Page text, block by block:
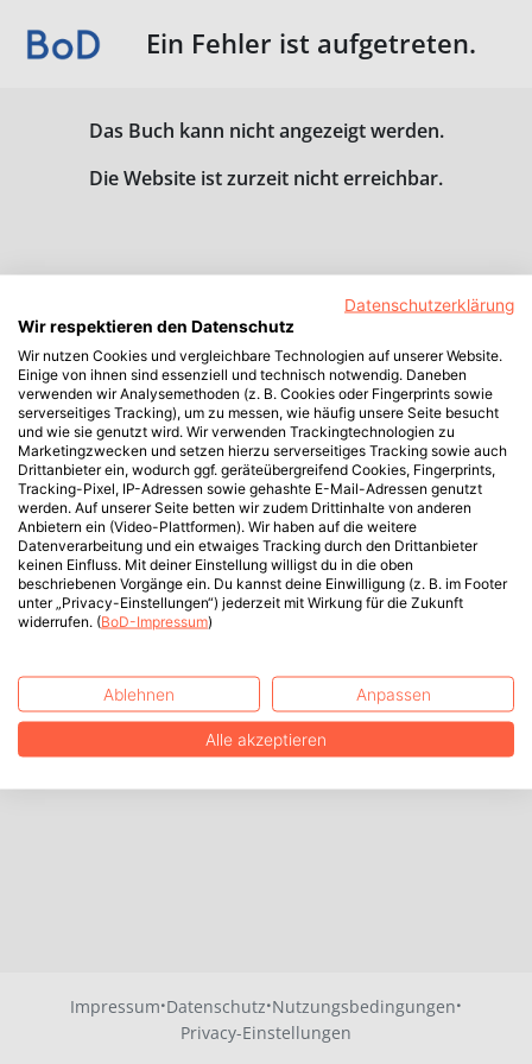
Ein Fehler ist aufgetreten.
Das Buch kann nicht angezeigt werden.
Die Website ist zurzeit nicht erreichbar.
Impressum·Datenschutz·Nutzungsbedingungen·
Privacy-Einstellungen
Datenschutzerklärung
Wir respektieren den Datenschutz
Wir nutzen Cookies und vergleichbare Technologien auf unserer Website.
Einige von ihnen sind essenziell und technisch notwendig. Daneben
verwenden wir Analysemethoden (z. B. Cookies oder Fingerprints sowie
serverseitiges Tracking), um zu messen, wie häufig unsere Seite besucht
und wie sie genutzt wird. Wir verwenden Trackingtechnologien zu
Marketingzwecken und setzen hierzu serverseitiges Tracking sowie auch
Drittanbieter ein, wodurch ggf. geräteübergreifend Cookies, Fingerprints,
Tracking-Pixel, IP-Adressen sowie gehashte E-Mail-Adressen genutzt
werden. Auf unserer Seite betten wir zudem Drittinhalte von anderen
Anbietern ein (Video-Plattformen). Wir haben auf die weitere
Datenverarbeitung und ein etwaiges Tracking durch den Drittanbieter
keinen Einfluss. Mit deiner Einstellung willigst du in die oben
beschriebenen Vorgänge ein. Du kannst deine Einwilligung (z. B. im Footer
unter „Privacy-Einstellungen“) jederzeit mit Wirkung für die Zukunft
widerrufen. (BoD-Impressum)
Ablehnen Anpassen
Alle akzeptieren